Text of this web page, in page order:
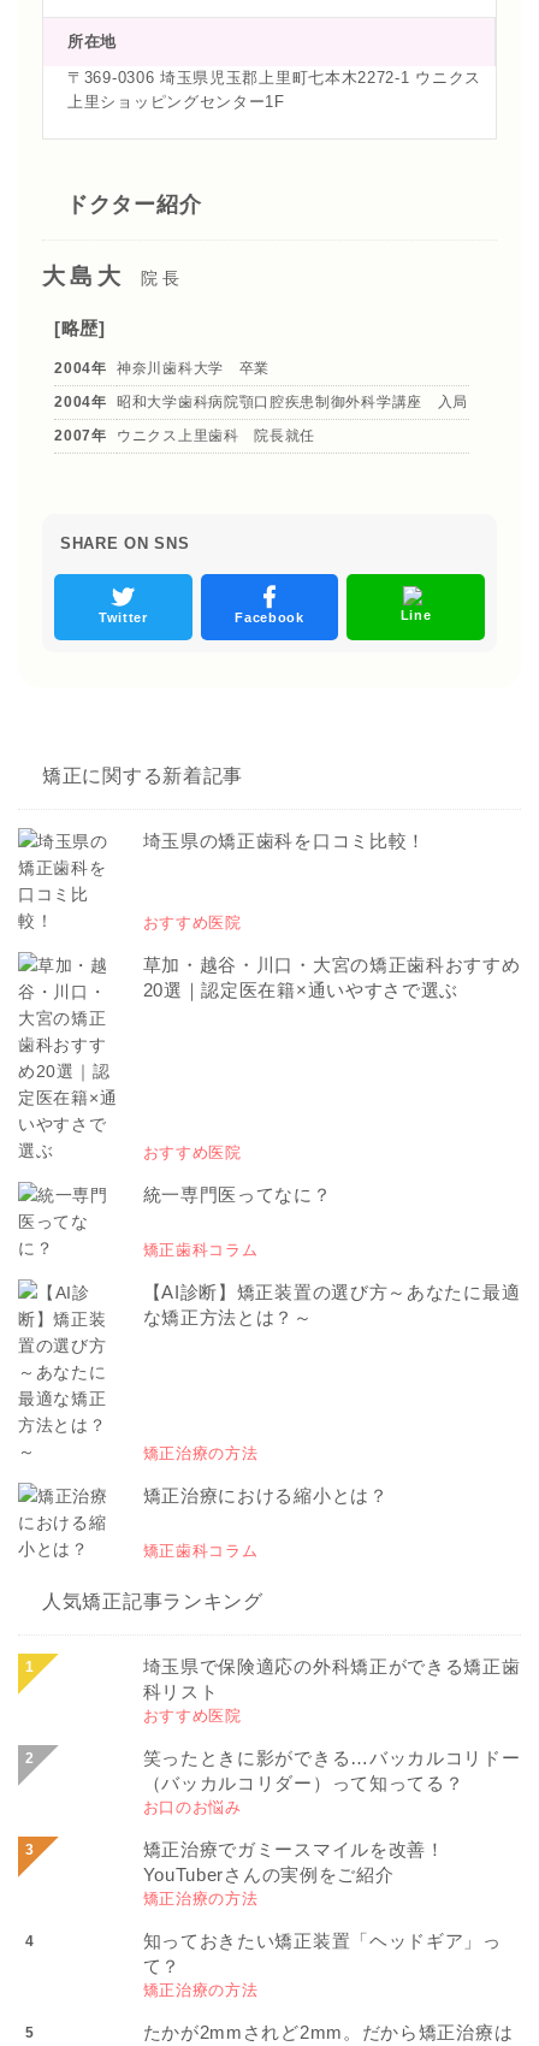
所在地
〒369-0306 埼玉県児玉郡上里町七本木2272-1 ウニクス
上里ショッピングセンター1F
ドクター紹介
大島大 院長
[略歴]
2004年
神奈川歯科大学 卒業
2004年
昭和大学歯科病院顎口腔疾患制御外科学講座 入局
2007年
ウニクス上里歯科 院長就任
SHARE ON SNS
Twitter Facebook Line
矯正に関する新着記事
埼玉県の矯正歯科を口コミ比較！
おすすめ医院
草加・越谷・川口・大宮の矯正歯科おすすめ
20選｜認定医在籍×通いやすさで選ぶ
おすすめ医院
統一専門医ってなに？
矯正歯科コラム
【AI診断】矯正装置の選び方～あなたに最適
な矯正方法とは？～
矯正治療の方法
矯正治療における縮小とは？
矯正歯科コラム
人気矯正記事ランキング
埼玉県で保険適応の外科矯正ができる矯正歯
科リスト
おすすめ医院
笑ったときに影ができる…バッカルコリドー
（バッカルコリダー）って知ってる？
お口のお悩み
矯正治療でガミースマイルを改善！
YouTuberさんの実例をご紹介
矯正治療の方法
知っておきたい矯正装置「ヘッドギア」っ
て？
矯正治療の方法
たかが2mmされど2mm。だから矯正治療は